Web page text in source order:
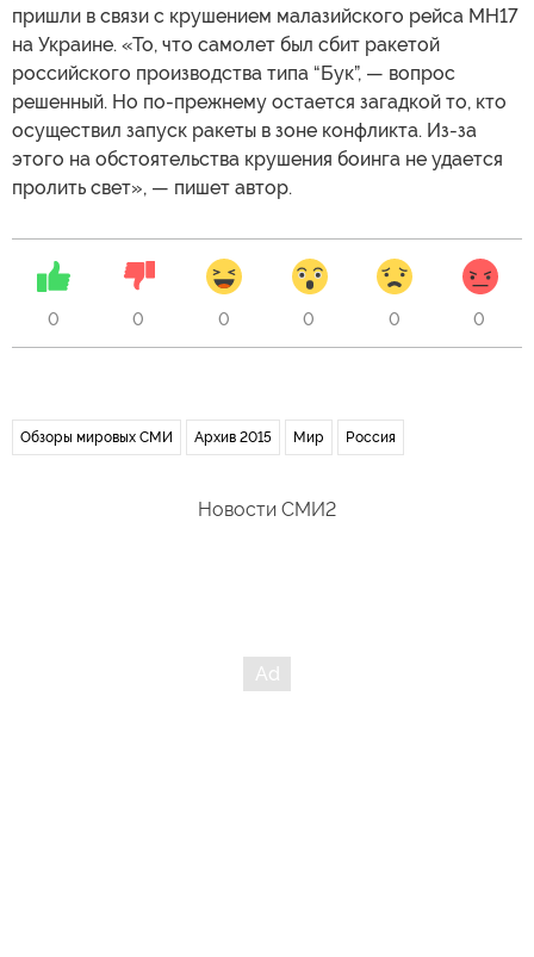
пришли в связи с крушением малазийского рейса MH17
на Украине. «То, что самолет был сбит ракетой
российского производства типа “Бук”, — вопрос
решенный. Но по-прежнему остается загадкой то, кто
осуществил запуск ракеты в зоне конфликта. Из-за
этого на обстоятельства крушения боинга не удается
пролить свет», — пишет автор.
0 0 0 0 0 0
Обзоры мировых СМИ Архив 2015 Мир Россия
Новости СМИ2